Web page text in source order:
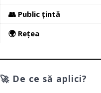
👥 Public țintă
🌍 Rețea
🚀 De ce să aplici?